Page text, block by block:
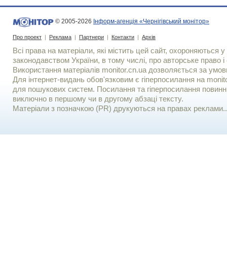
© 2005-2026 Інформ-агенція «Чернігівський монітор»
Про проект | Реклама | Партнери | Контакти | Архів
Всі права на матеріали, які містить цей сайт, охороняються у
законодавством України, в тому числі, про авторське право і
Використання матерiалiв monitor.cn.ua дозволяється за
Для iнтернет-видань обов'язковим є гiперпосилання на
для пошукових систем. Посилання та гіперпосилання
виключно в першому чи в другому абзаці тексту.
Матеріали з позначкою (PR) друкуються на правах реклами..